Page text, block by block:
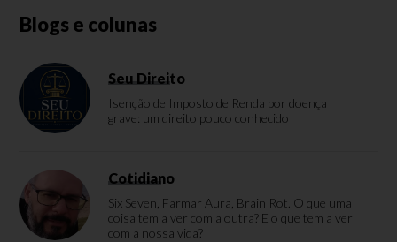
Blogs e colunas
Seu Direito
Isenção de Imposto de Renda por doença
grave: um direito pouco conhecido
Cotidiano
Six Seven, Farmar Aura, Brain Rot. O que uma
coisa tem a ver com a outra? E o que tem a ver
com a nossa vida?